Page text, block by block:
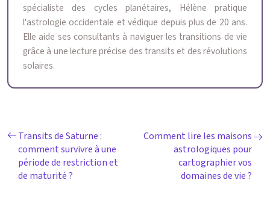
spécialiste des cycles planétaires, Hélène pratique
l'astrologie occidentale et védique depuis plus de 20 ans.
Elle aide ses consultants à naviguer les transitions de vie
grâce à une lecture précise des transits et des révolutions
solaires.
Transits de Saturne :
comment survivre à une
période de restriction et
de maturité ?
Comment lire les maisons
astrologiques pour
cartographier vos
domaines de vie ?